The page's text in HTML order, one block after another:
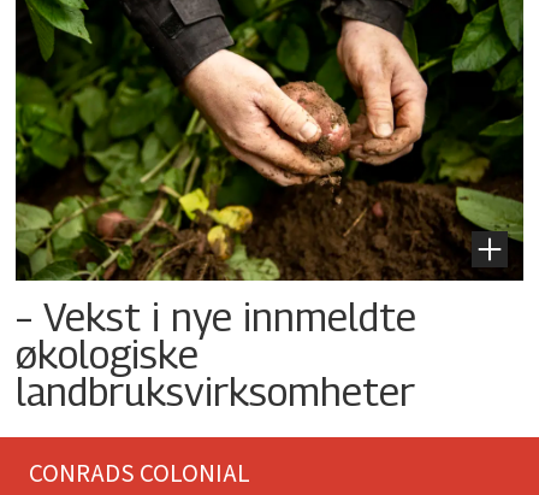
– Vekst i nye innmeldte
økologiske
landbruksvirksomheter
CONRADS COLONIAL